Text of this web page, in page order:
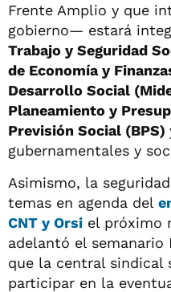
Frente Amplio y que
gobierno— estará
Trabajo y Seguridad
de Economía y
Desarrollo Social
Planeamiento y
Previsión Social (BPS)
gubernamentales y
Asimismo, la
temas en agenda del
CNT y Orsi el próximo
adelantó el semanario
que la central sindical
participar en la